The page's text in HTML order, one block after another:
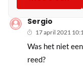
Sergio
17 april 2021
Was het niet
reed?